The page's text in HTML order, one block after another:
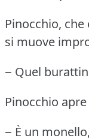
Pinocchio,
si muove
− Quel
Pinocchio
− È un